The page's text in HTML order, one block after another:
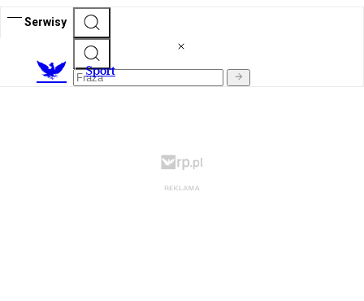
Serwisy
Sport